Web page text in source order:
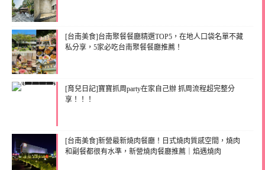
[台南美食]台南聚餐餐廳精選TOP5，在地人口袋名單不藏
私分享，5家必吃台南聚餐餐廳推薦！
[育兒日記]寶寶抓周party在家自己辦 抓周流程超完整分
享！！！
[台南美食]新營最新燒肉餐廳！日式燒肉質感空間，燒肉
和副餐都很有水準，新營燒肉餐廳推薦｜焰遇燒肉